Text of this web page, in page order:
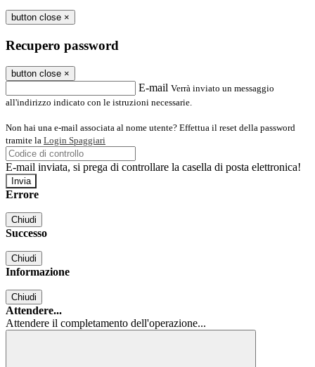
button close ×
Recupero password
button close ×
E-mail Verrà inviato un messaggio
all'indirizzo indicato con le istruzioni necessarie.
Non hai una e-mail associata al nome utente? Effettua il reset della password
tramite la Login Spaggiari
E-mail inviata, si prega di controllare la casella di posta elettronica!
Errore
Chiudi
Successo
Chiudi
Informazione
Chiudi
Attendere...
Attendere il completamento dell'operazione...